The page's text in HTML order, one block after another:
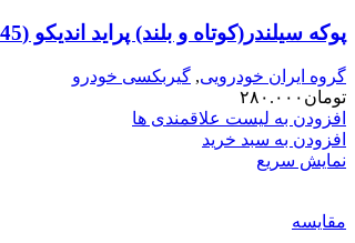
پوکه سیلندر(کوتاه و بلند) پراید اندیکو (1245) (1246)
گروه ایران خودرویی, گیربکسی خودرو
تومان ۲۸۰.۰۰۰
افزودن به لیست علاقمندی ها
افزودن به سبد خرید
نمایش سریع
مقایسه